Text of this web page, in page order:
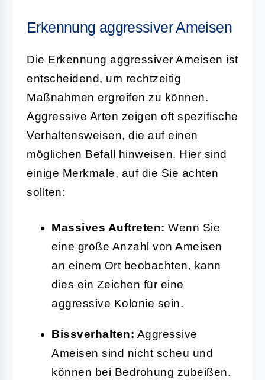
Erkennung aggressiver Ameisen
Die Erkennung aggressiver Ameisen ist
entscheidend, um rechtzeitig
Maßnahmen ergreifen zu können.
Aggressive Arten zeigen oft spezifische
Verhaltensweisen, die auf einen
möglichen Befall hinweisen. Hier sind
einige Merkmale, auf die Sie achten
sollten:
Massives Auftreten: Wenn Sie
eine große Anzahl von Ameisen
an einem Ort beobachten, kann
dies ein Zeichen für eine
aggressive Kolonie sein.
Bissverhalten: Aggressive
Ameisen sind nicht scheu und
können bei Bedrohung zubeißen.